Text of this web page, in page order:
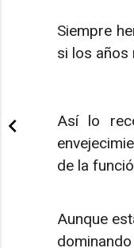
Siempre
si los años
Así lo
de la
Aunque